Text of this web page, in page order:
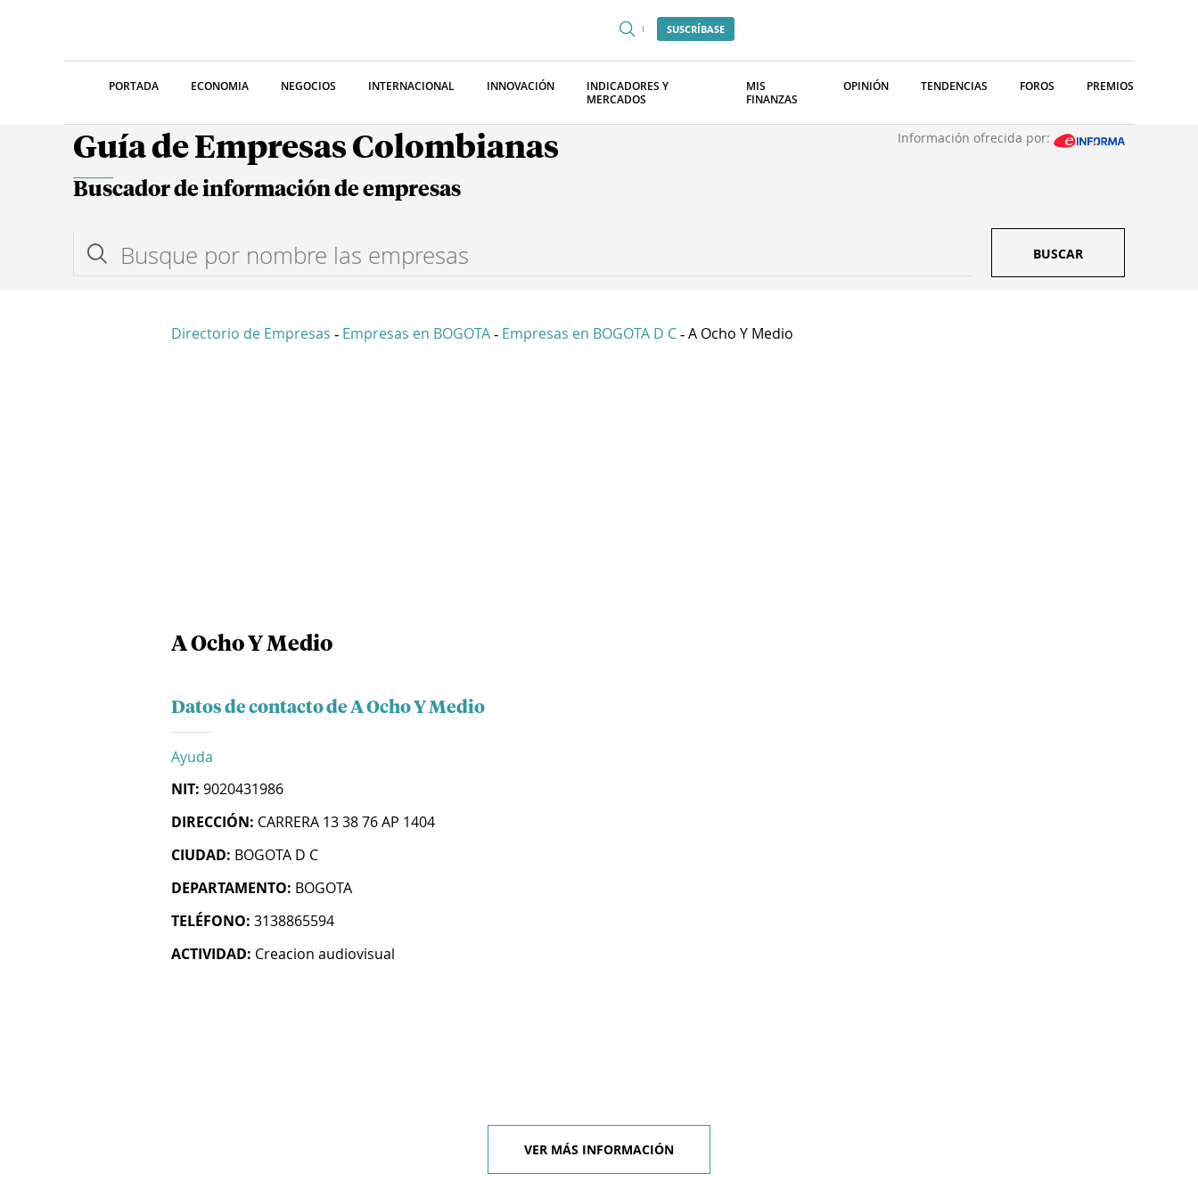
SUSCRÍBASE
PORTADA ECONOMIA NEGOCIOS INTERNACIONAL INNOVACIÓN
INDICADORES Y
MERCADOS
MIS
FINANZAS
OPINIÓN TENDENCIAS FOROS PREMIOS
Guía de Empresas Colombianas Información ofrecida por:
Buscador de información de empresas
BUSCAR
Directorio de Empresas - Empresas en BOGOTA - Empresas en BOGOTA D C - A Ocho Y Medio
A Ocho Y Medio
Datos de contacto de A Ocho Y Medio
Ayuda
NIT: 9020431986
DIRECCIÓN: CARRERA 13 38 76 AP 1404
CIUDAD: BOGOTA D C
DEPARTAMENTO: BOGOTA
TELÉFONO: 3138865594
ACTIVIDAD: Creacion audiovisual
VER MÁS INFORMACIÓN